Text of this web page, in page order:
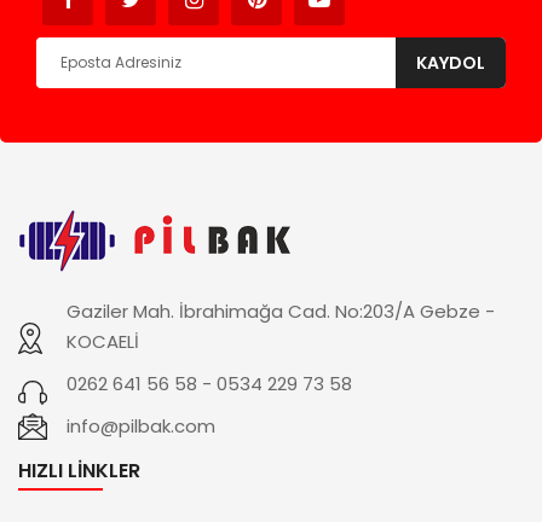
KAYDOL
Gaziler Mah. İbrahimağa Cad. No:203/A Gebze -
KOCAELİ
0262 641 56 58 - 0534 229 73 58
info@pilbak.com
HIZLI LINKLER